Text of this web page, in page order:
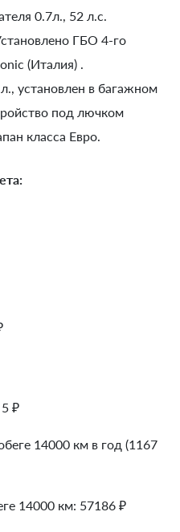
0.7л., 52 л.с.
ГБО 4-го
(Италия) .
установлен в багажном
под лючком
класса Евро.
5 ₽
14000 км в год (1167
14000 км: 57186 ₽